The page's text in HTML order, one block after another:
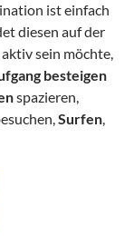
ist einfach
diesen auf der
sein möchte,
besteigen
spazieren,
Surfen,